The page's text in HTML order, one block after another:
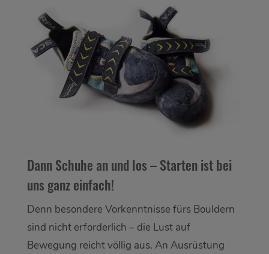
Dann Schuhe an und los – Starten ist bei
uns ganz einfach!
Denn besondere Vorkenntnisse fürs Bouldern
sind nicht erforderlich – die Lust auf
Bewegung reicht völlig aus. An Ausrüstung